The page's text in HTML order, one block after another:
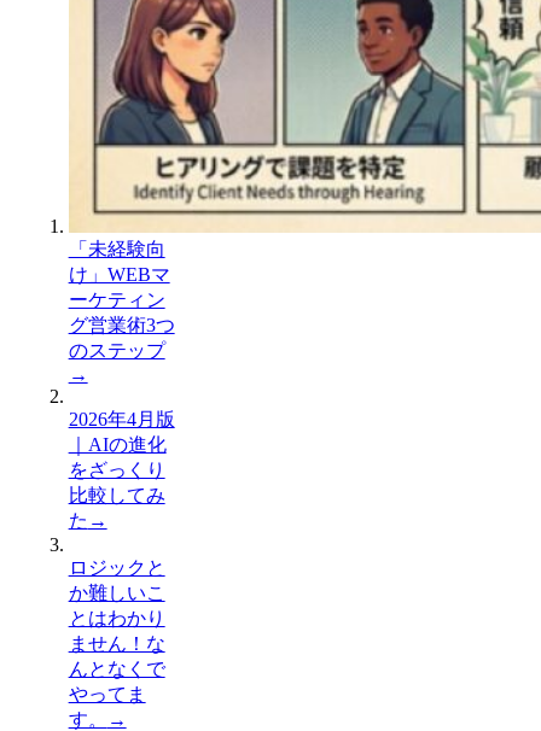
「未経験向
け」WEBマ
ーケティン
グ営業術3つ
のステップ
→
2026年4月版
｜AIの進化
をざっくり
比較してみ
た →
ロジックと
か難しいこ
とはわかり
ません！な
んとなくで
やってま
す。
→